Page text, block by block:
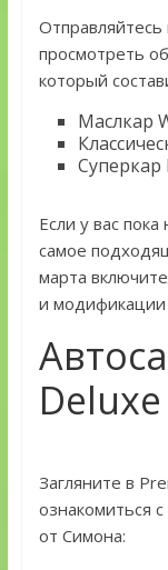
просмотреть
который
Маслкар
Суперкар
Если у вас
самое
марта
и модификации
Загляните в
ознакомиться
от Симона: